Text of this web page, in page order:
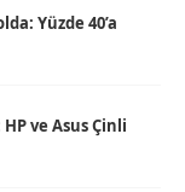
Yüzde 40’a
ve Asus Çinli